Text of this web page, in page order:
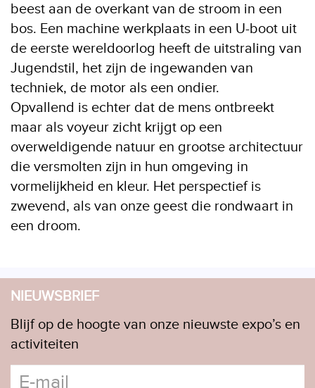
beest aan de overkant van de stroom in een
bos. Een machine werkplaats in een U-boot uit
de eerste wereldoorlog heeft de uitstraling van
Jugendstil, het zijn de ingewanden van
techniek, de motor als een ondier.
Opvallend is echter dat de mens ontbreekt
maar als voyeur zicht krijgt op een
overweldigende natuur en grootse architectuur
die versmolten zijn in hun omgeving in
vormelijkheid en kleur. Het perspectief is
zwevend, als van onze geest die rondwaart in
een droom.
NIEUWSBRIEF
Blijf op de hoogte van onze nieuwste expo’s en
activiteiten